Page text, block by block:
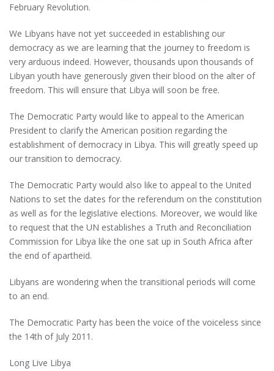
February Revolution.
We Libyans have not yet succeeded in establishing our
democracy as we are learning that the journey to freedom is
very arduous indeed. However, thousands upon thousands of
Libyan youth have generously given their blood on the alter of
freedom. This will ensure that Libya will soon be free.
The Democratic Party would like to appeal to the American
President to clarify the American position regarding the
establishment of democracy in Libya. This will greatly speed up
our transition to democracy.
The Democratic Party would also like to appeal to the United
Nations to set the dates for the referendum on the constitution
as well as for the legislative elections. Moreover, we would like
to request that the UN establishes a Truth and Reconciliation
Commission for Libya like the one sat up in South Africa after
the end of apartheid.
Libyans are wondering when the transitional periods will come
to an end.
The Democratic Party has been the voice of the voiceless since
the 14th of July 2011.
Long Live Libya